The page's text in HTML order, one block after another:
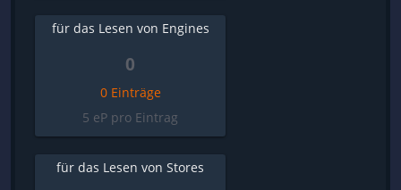
für das Lesen von Engines
0
0 Einträge
5 eP pro Eintrag
für das Lesen von Stores